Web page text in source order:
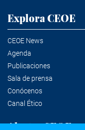
Explora CEOE
CEOE News
Agenda
Publicaciones
Sala de prensa
Conócenos
Canal Ético
Alertas CEOE